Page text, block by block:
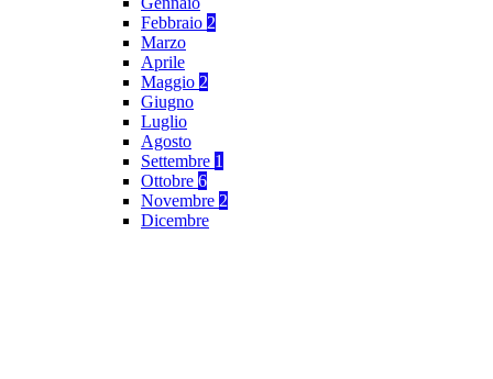
Febbraio 2
Marzo
Aprile
Maggio 2
Giugno
Luglio
Agosto
Settembre 1
Ottobre 6
Novembre 2
Dicembre